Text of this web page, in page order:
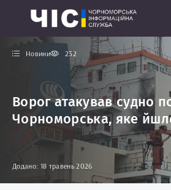
Новини 232
Ворог атакував судно
Чорноморська, яке
Додано: 18 травень 2026